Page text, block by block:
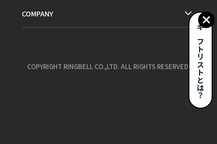
ギフトリストとは？
COMPANY
COPYRIGHT RINGBELL CO.,LTD. ALL RIGHTS RESERVED.